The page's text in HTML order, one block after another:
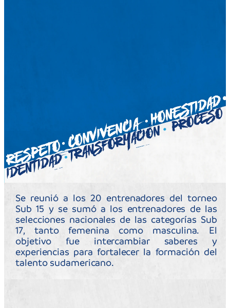
encabezar el equipo de psicólogos que
fue parte del Tercer Tiempo y que
participó activamente de las
actividades con las selecciones post
partidos.
“Esta fue una iniciativa que surgió del
área de desarrollo de la CONMEBOL,
creatividad que tienen tanto Fabimar
Franchi, como Clarence Acuña. Ellos me
comentaron la idea y nosotros
teníamos que ver cómo plasmarla
desde el punto de vista psicológico”,
dice Nigro.
¿Con qué se encontraron en el Tercer
Tiempo?